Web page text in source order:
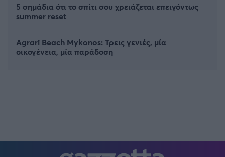
5 σημάδια ότι το σπίτι σου χρειάζεται επειγόντως
summer reset
Agrari Beach Mykonos: Τρεις γενιές, μία
οικογένεια, μία παράδοση